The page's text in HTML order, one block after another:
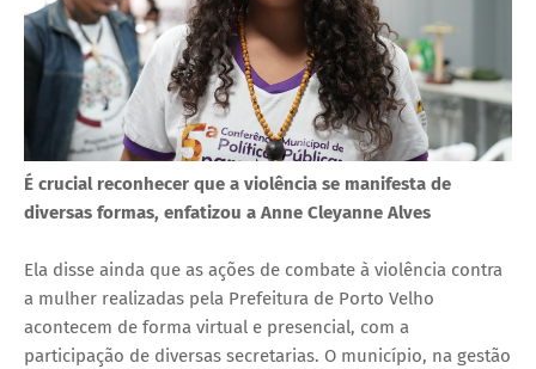
É crucial reconhecer que a violência se manifesta de
diversas formas, enfatizou a Anne Cleyanne Alves
Ela disse ainda que as ações de combate à violência contra
a mulher realizadas pela Prefeitura de Porto Velho
acontecem de forma virtual e presencial, com a
participação de diversas secretarias. O município, na gestão